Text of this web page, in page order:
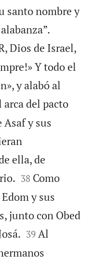
santo nombre y
Dios de Israel,
Y todo el
y alabó al
del pacto
Asaf y sus
ella, de


38 Como
y sus
junto con Obed


39 Al